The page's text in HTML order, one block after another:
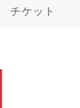
チケット